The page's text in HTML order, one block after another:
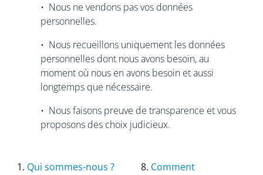
• Nous ne vendons pas vos données
personnelles.
• Nous recueillons uniquement les données
personnelles dont nous avons besoin, au
moment où nous en avons besoin et aussi
longtemps que nécessaire.
• Nous faisons preuve de transparence et vous
proposons des choix judicieux.
1. Qui sommes-nous ? 8. Comment